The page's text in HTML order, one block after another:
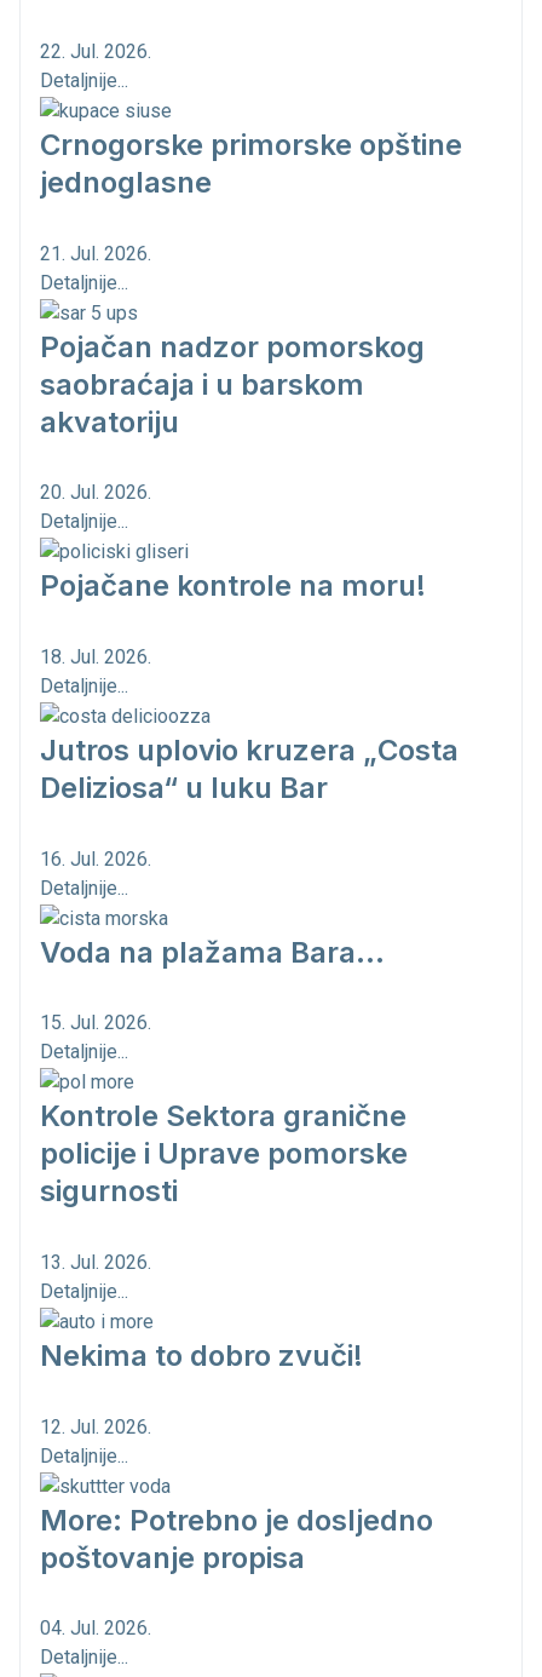
22. Jul. 2026.
Detaljnije...
Crnogorske primorske opštine
jednoglasne
21. Jul. 2026.
Detaljnije...
Pojačan nadzor pomorskog
saobraćaja i u barskom
akvatoriju
20. Jul. 2026.
Detaljnije...
Pojačane kontrole na moru!
18. Jul. 2026.
Detaljnije...
Jutros uplovio kruzera „Costa
Deliziosa“ u luku Bar
16. Jul. 2026.
Detaljnije...
Voda na plažama Bara...
15. Jul. 2026.
Detaljnije...
Kontrole Sektora granične
policije i Uprave pomorske
sigurnosti
13. Jul. 2026.
Detaljnije...
Nekima to dobro zvuči!
12. Jul. 2026.
Detaljnije...
More: Potrebno je dosljedno
poštovanje propisa
04. Jul. 2026.
Detaljnije...